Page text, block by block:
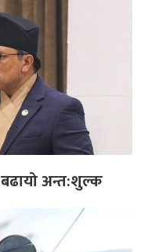
अन्त:शुल्क